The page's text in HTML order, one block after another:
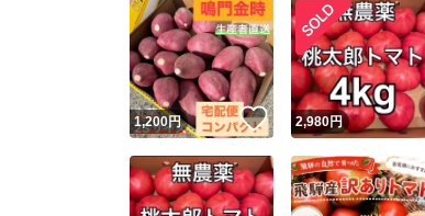
1,200円 いいね！
2,980円